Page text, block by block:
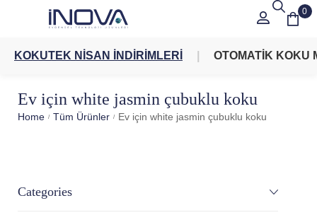
0
KOKUTEK NİSAN İNDİRİMLERİ OTOMATİK KOKU
Ev için white jasmin çubuklu koku
Home / Tüm Ürünler / Ev için white jasmin çubuklu koku
Categories